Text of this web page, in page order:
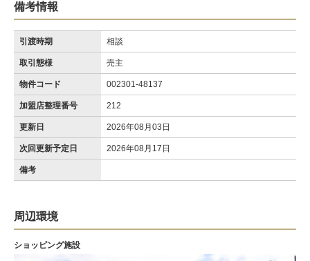
備考情報
引渡時期 相談
取引態様 売主
物件コード 002301-48137
加盟店整理番号 212
更新日 2026年08月03日
次回更新予定日 2026年08月17日
備考
周辺環境
ショッピング施設